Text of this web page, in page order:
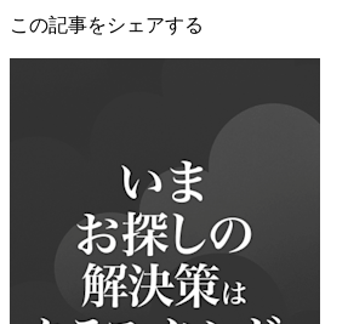
この記事をシェアする